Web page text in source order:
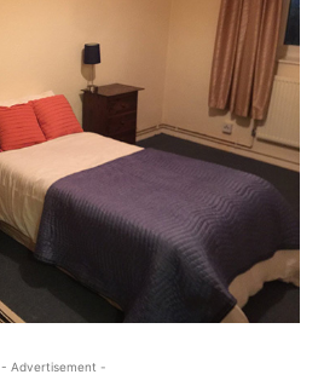
- Advertisement -